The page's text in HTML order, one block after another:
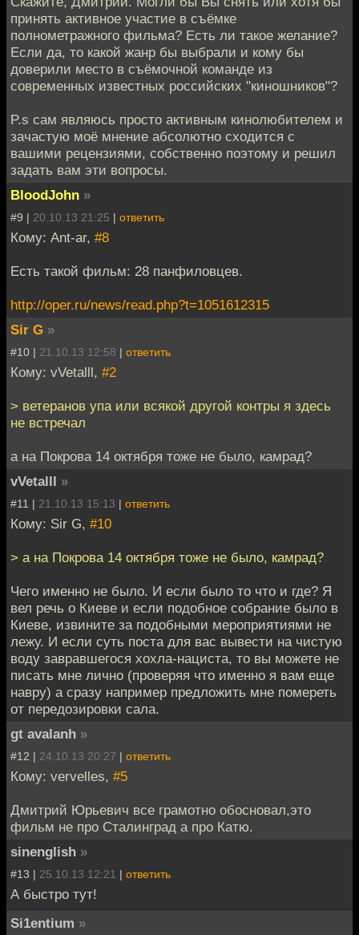
принять активное участие в съёмке
полнометражного фильма? Есть ли такое желание?
Если да, то какой жанр бы выбрали и кому бы
доверили место в съёмочной команде из
современных известных российских "киношников"?
P.s сам являюсь просто активным кинолюбителем и
зачастую моё мнение абсолютно сходится с
вашими рецензиями, собственно поэтому и решил
задать вам эти вопросы.
BloodJohn »
#9 | 20.10.13 21:25 | ответить
Кому: Ant-ar, #8
Есть такой фильм: 28 панфиловцев.
http://oper.ru/news/read.php?t=1051612315
Sir G »
#10 | 21.10.13 12:58 | ответить
Кому: vVetalll, #2
> ветеранов упа или всякой другой контры я здесь
не встречал
а на Покрова 14 октября тоже не было, камрад?
vVetalll »
#11 | 21.10.13 15:13 | ответить
Кому: Sir G, #10
> а на Покрова 14 октября тоже не было, камрад?
Чего именно не было. И если было то что и где? Я
вел речь о Киеве и если подобное собрание было в
Киеве, извините за подобными мероприятиями не
лежу. И если суть поста для вас вывести на чистую
воду завравшегося хохла-нациста, то вы можете не
писать мне лично (проверяя что именно я вам еще
навру) а сразу например предложить мне помереть
от передозировки сала.
gt avalanh »
#12 | 24.10.13 20:27 | ответить
Кому: vervelles, #5
Дмитрий Юрьевич все грамотно обосновал,это
фильм не про Сталинград а про Катю.
sinenglish »
#13 | 25.10.13 12:21 | ответить
А быстро тут!
Si1entium »